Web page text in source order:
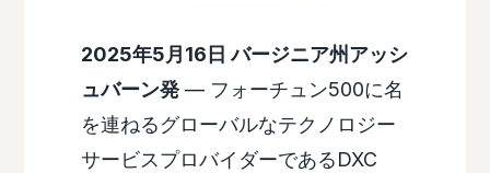
2025年5月16日 バージニア州アッシ
ュバーン発— フォーチュン500に名
を連ねるグローバルなテクノロジー
サービスプロバイダーであるDXC